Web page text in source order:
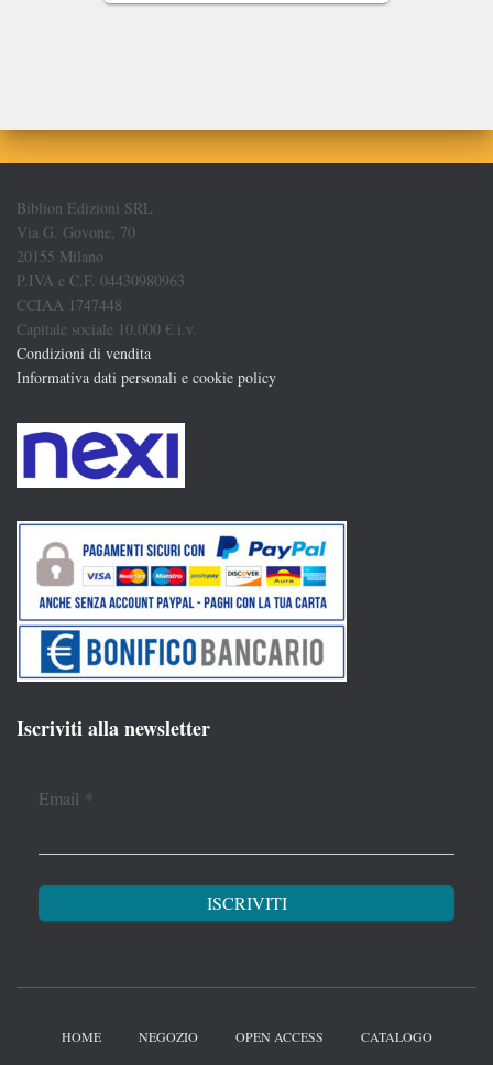
originaleattuale
Biblion Edizioni SRL
Via G. Govone, 70
20155 Milano
P.IVA e C.F. 04430980963
CCIAA 1747448
Capitale sociale 10.000 € i.v.
Condizioni di vendita
Informativa dati personali e cookie policy
Iscriviti alla newsletter
Email *
HOME NEGOZIO OPEN ACCESS CATALOGO